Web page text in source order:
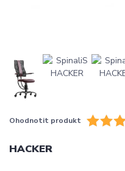
Ohodnotit produkt
HACKER